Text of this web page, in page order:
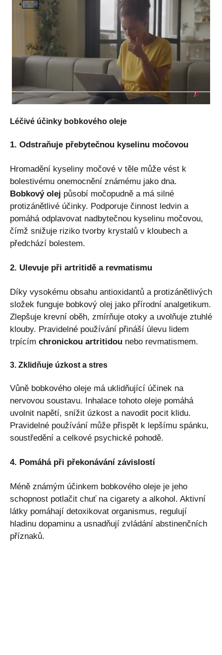
Léčivé účinky bobkového oleje
1. Odstraňuje přebytečnou kyselinu močovou
Hromadění kyseliny močové v těle může vést k
bolestivému onemocnění známému jako dna.
Bobkový olej působí močopudně a má silné
protizánětlivé účinky. Podporuje činnost ledvin a
pomáhá odplavovat nadbytečnou kyselinu močovou,
čímž snižuje riziko tvorby krystalů v kloubech a
předchází bolestem.
2. Ulevuje při artritidě a revmatismu
Díky vysokému obsahu antioxidantů a protizánětlivých
složek funguje bobkový olej jako přírodní analgetikum.
Zlepšuje krevní oběh, zmírňuje otoky a uvolňuje ztuhlé
klouby. Pravidelné používání přináší úlevu lidem
trpícím chronickou artritidou nebo revmatismem.
3. Zklidňuje úzkost a stres
Vůně bobkového oleje má uklidňující účinek na
nervovou soustavu. Inhalace tohoto oleje pomáhá
uvolnit napětí, snížit úzkost a navodit pocit klidu.
Pravidelné používání může přispět k lepšímu spánku,
soustředění a celkové psychické pohodě.
4. Pomáhá při překonávání závislostí
Méně známým účinkem bobkového oleje je jeho
schopnost potlačit chuť na cigarety a alkohol. Aktivní
látky pomáhají detoxikovat organismus, regulují
hladinu dopaminu a usnadňují zvládání abstinenčních
příznaků.